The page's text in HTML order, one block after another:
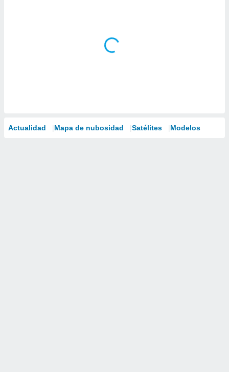
Actualidad Mapa de nubosidad Satélites Modelos